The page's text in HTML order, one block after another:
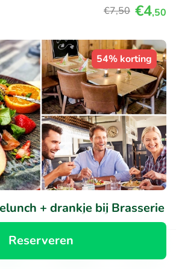
Reserveren
€7,50 €4,50
54% korting
+ drankje bij Brasserie